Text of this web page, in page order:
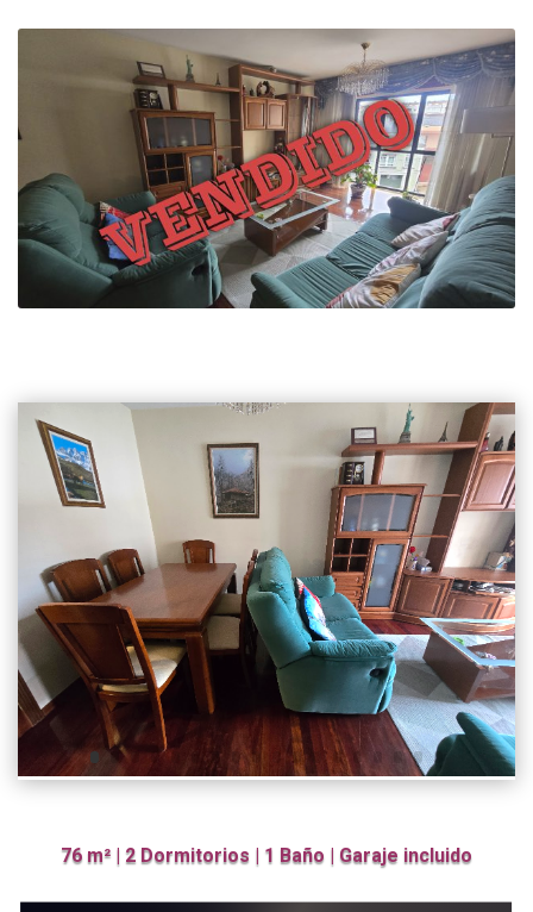
76 m² | 2 Dormitorios | 1 Baño | Garaje incluido